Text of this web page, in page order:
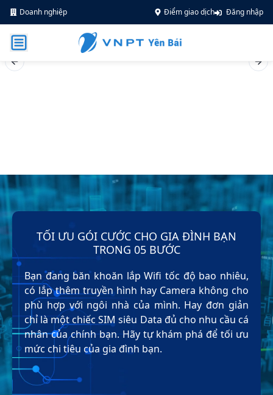
Doanh nghiệp Điểm giao dịch Đăng nhập
Previous slide
TỐI ƯU GÓI CƯỚC CHO GIA ĐÌNH BẠN
TRONG 05 BƯỚC
Bạn đang băn khoăn lắp Wifi tốc độ bao nhiêu,
có lắp thêm truyền hình hay Camera không cho
phù hợp với ngôi nhà của mình. Hay đơn giản
chỉ là một chiếc SIM siêu Data đủ cho nhu cầu cá
nhân của chính bạn. Hãy tự khám phá để tối ưu
mức chi tiêu của gia đình bạn.